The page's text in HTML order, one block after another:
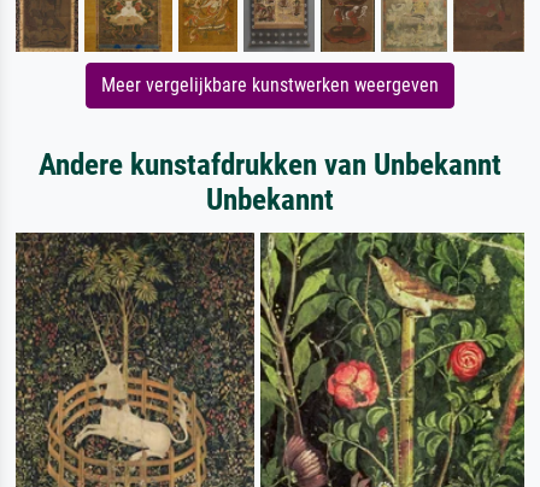
Meer vergelijkbare kunstwerken weergeven
Andere kunstafdrukken van Unbekannt
Unbekannt